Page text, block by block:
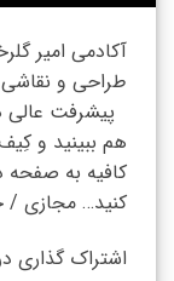
آکادمی امیر
طراحی و
پیشرفت
هم ببینید و
کافیه به
کنید… مجازی /
اشتراک گذاری